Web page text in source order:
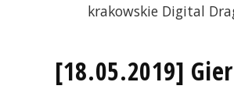
krakowskie Digital
[18.05.2019]